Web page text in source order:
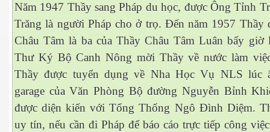
Năm 1947 Thầy sang Pháp du học, được Ông Tỉnh
Trăng là người Pháp cho ở trọ. Đến năm 1957 Thầy
Châu Tâm là ba của Thầy Châu Tâm Luân bấy giờ
Thư Ký Bộ Canh Nông mời Thầy về nước làm
Thầy được tuyển dụng về Nha Học Vụ NLS lúc
garage của Văn Phòng Bộ đường Nguyễn Bỉnh
được diện kiến với Tổng Thống Ngô Đình Diệm.
uy tín, nếu cần đi Pháp để báo cáo trực tiếp công